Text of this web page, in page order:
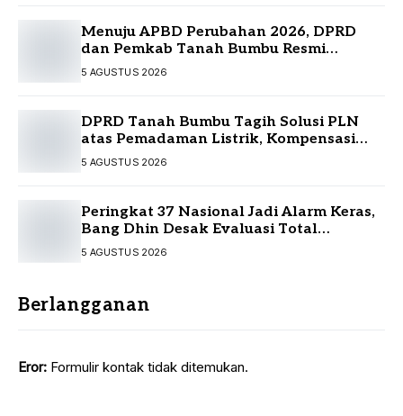
Menuju APBD Perubahan 2026, DPRD
dan Pemkab Tanah Bumbu Resmi
Sepakati KUA-PPAS
5 AGUSTUS 2026
DPRD Tanah Bumbu Tagih Solusi PLN
atas Pemadaman Listrik, Kompensasi
Pelanggan Belum Diputuskan
5 AGUSTUS 2026
Peringkat 37 Nasional Jadi Alarm Keras,
Bang Dhin Desak Evaluasi Total
Pelayanan Investasi Kalsel
5 AGUSTUS 2026
Berlangganan
Eror: Formulir kontak tidak ditemukan.